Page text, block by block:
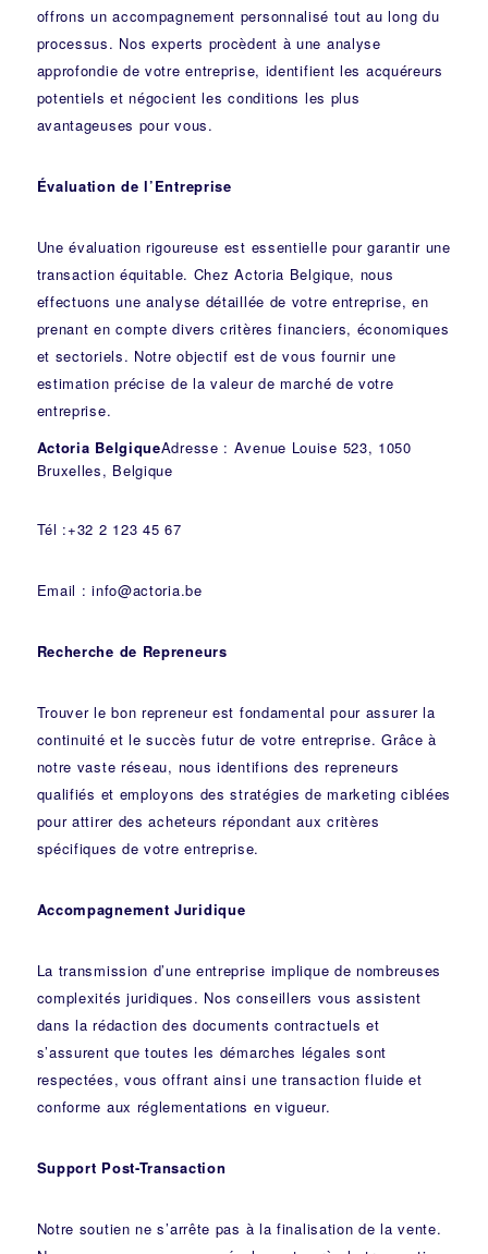
offrons un accompagnement personnalisé tout au long du
processus. Nos experts procèdent à une analyse
approfondie de votre entreprise, identifient les acquéreurs
potentiels et négocient les conditions les plus
avantageuses pour vous.
Évaluation de l’Entreprise
Une évaluation rigoureuse est essentielle pour garantir une
transaction équitable. Chez Actoria Belgique, nous
effectuons une analyse détaillée de votre entreprise, en
prenant en compte divers critères financiers, économiques
et sectoriels. Notre objectif est de vous fournir une
estimation précise de la valeur de marché de votre
entreprise.
Actoria BelgiqueAdresse : Avenue Louise 523, 1050
Bruxelles, Belgique
Tél :+32 2 123 45 67
Email : info@actoria.be
Recherche de Repreneurs
Trouver le bon repreneur est fondamental pour assurer la
continuité et le succès futur de votre entreprise. Grâce à
notre vaste réseau, nous identifions des repreneurs
qualifiés et employons des stratégies de marketing ciblées
pour attirer des acheteurs répondant aux critères
spécifiques de votre entreprise.
Accompagnement Juridique
La transmission d’une entreprise implique de nombreuses
complexités juridiques. Nosconseillers vous assistent
dans la rédaction des documents contractuels et
s’assurent que toutes les démarches légales sont
respectées, vous offrant ainsi une transaction fluide et
conforme aux réglementations en vigueur.
Support Post-Transaction
Notre soutien ne s’arrête pas à la finalisation de la vente.